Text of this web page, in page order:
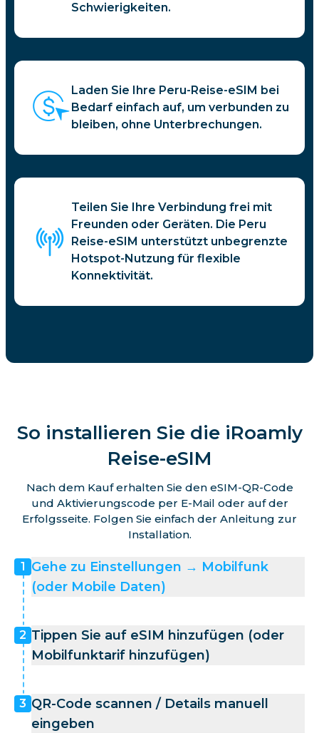
Schwierigkeiten.
Laden Sie Ihre Peru-Reise-eSIM bei
Bedarf einfach auf, um verbunden zu
bleiben, ohne Unterbrechungen.
Teilen Sie Ihre Verbindung frei mit
Freunden oder Geräten. Die Peru
Reise-eSIM unterstützt unbegrenzte
Hotspot-Nutzung für flexible
Konnektivität.
So installieren Sie die iRoamly
Reise-eSIM
Nach dem Kauf erhalten Sie den eSIM-QR-Code
und Aktivierungscode per E-Mail oder auf der
Erfolgsseite. Folgen Sie einfach der Anleitung zur
Installation.
1 Gehe zu Einstellungen → Mobilfunk
(oder Mobile Daten)
2 Tippen Sie auf eSIM hinzufügen (oder
Mobilfunktarif hinzufügen)
3 QR-Code scannen / Details manuell
eingeben